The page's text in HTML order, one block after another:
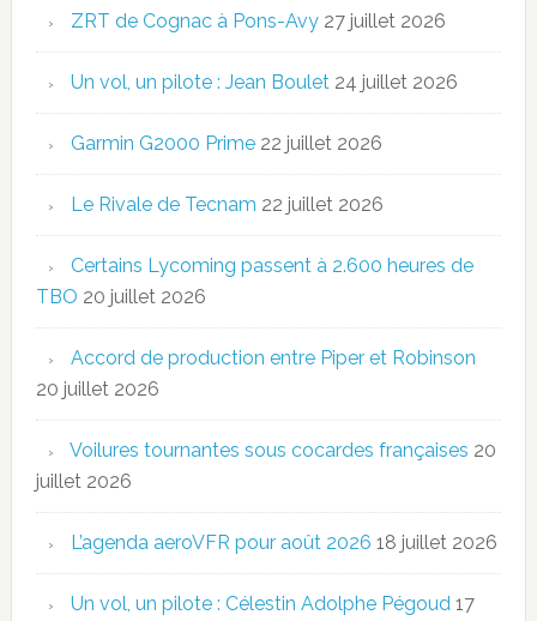
ZRT de Cognac à Pons-Avy 27 juillet 2026
Un vol, un pilote : Jean Boulet 24 juillet 2026
Garmin G2000 Prime 22 juillet 2026
Le Rivale de Tecnam 22 juillet 2026
Certains Lycoming passent à 2.600 heures de
TBO 20 juillet 2026
Accord de production entre Piper et Robinson
20 juillet 2026
Voilures tournantes sous cocardes françaises 20
juillet 2026
L’agenda aeroVFR pour août 2026 18 juillet 2026
Un vol, un pilote : Célestin Adolphe Pégoud 17